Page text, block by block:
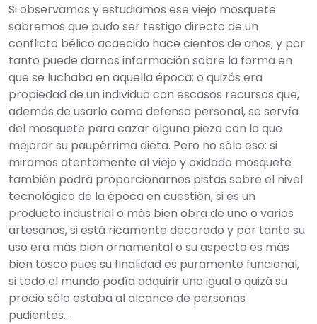
Si observamos y estudiamos ese viejo mosquete
sabremos que pudo ser testigo directo de un
conflicto bélico acaecido hace cientos de años, y por
tanto puede darnos información sobre la forma en
que se luchaba en aquella época; o quizás era
propiedad de un individuo con escasos recursos que,
además de usarlo como defensa personal, se servía
del mosquete para cazar alguna pieza con la que
mejorar su paupérrima dieta. Pero no sólo eso: si
miramos atentamente al viejo y oxidado mosquete
también podrá proporcionarnos pistas sobre el nivel
tecnológico de la época en cuestión, si es un
producto industrial o más bien obra de uno o varios
artesanos, si está ricamente decorado y por tanto su
uso era más bien ornamental o su aspecto es más
bien tosco pues su finalidad es puramente funcional,
si todo el mundo podía adquirir uno igual o quizá su
precio sólo estaba al alcance de personas
pudientes…